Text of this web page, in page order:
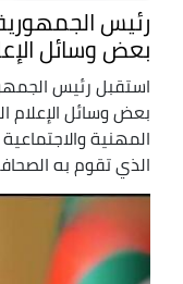
رئيس
بعض وسائل
استقبل رئيس
بعض وسائل الإعلام
المهنية والاجتماعية
الذي تقوم به